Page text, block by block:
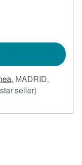
, MADRID,
seller)
4